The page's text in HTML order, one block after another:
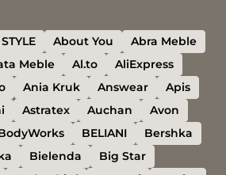
About You
Abra Meble
Meble Al.to
AliExpress
Ania Kruk Answear
Apis
Astratex Auchan
Avon
BELIANI
Bershka
Bielenda
Big Star